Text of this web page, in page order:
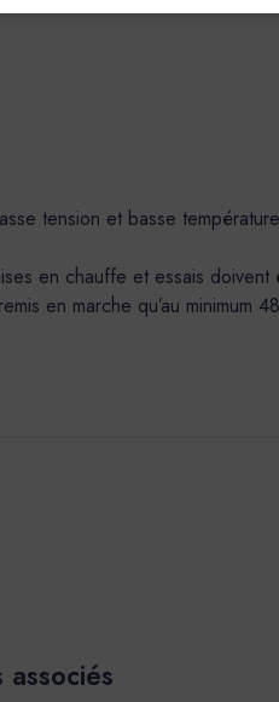
tension et basse température
en chauffe et essais doivent
en marche qu’au minimum
associés